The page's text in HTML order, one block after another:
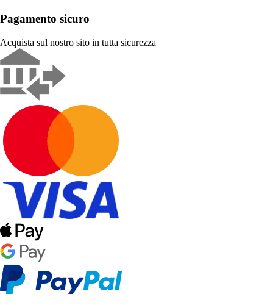
Pagamento sicuro
Acquista sul nostro sito in tutta sicurezza